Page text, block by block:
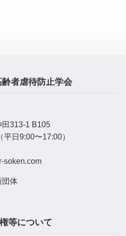
者虐待防止学会
313-1 B105
日9:00〜17:00）
soken.com
団体
等について